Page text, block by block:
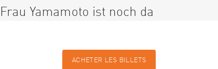
Frau Yamamoto ist noch da
ACHETER LES BILLETS